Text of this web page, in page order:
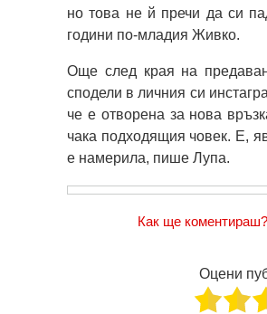
но това не й пречи да си
години по-младия Живко.
Още след края на
сподели в личния си
че е отворена за нова
чака подходящия човек. Е,
е намерила, пише Лупа.
Как ще коментираш?
Оцени